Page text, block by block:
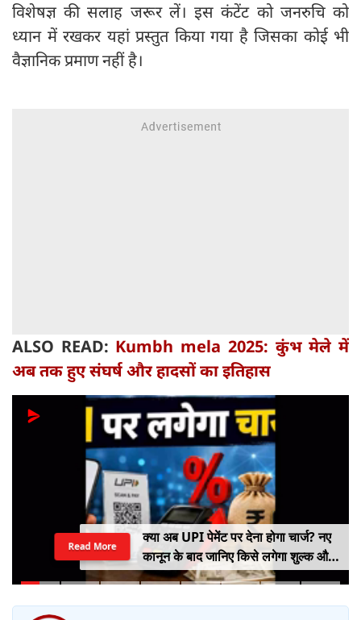
विशेषज्ञ की सलाह जरूर लें। इस कंटेंट को जनरुचि को
ध्यान में रखकर यहां प्रस्तुत किया गया है जिसका कोई भी
वैज्ञानिक प्रमाण नहीं है।
ALSO READ: Kumbh mela 2025: कुंभ मेले में
अब तक हुए संघर्ष और हादसों का इतिहास
क्या अब UPI पेमेंट पर देना होगा चार्ज? नए
कानून के बाद जानिए किसे लगेगा शुल्क और
किसे नहीं
Read More